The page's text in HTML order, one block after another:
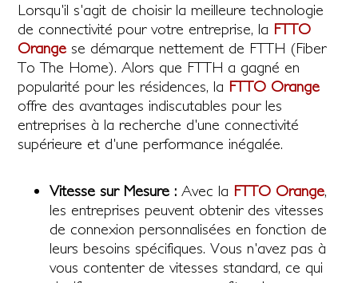
Lorsqu'il s'agit de choisir la meilleure technologie
de connectivité pour votre entreprise, la FTTO
Orange se démarque nettement de FTTH (Fiber
To The Home). Alors que FTTH a gagné en
popularité pour les résidences, la FTTO Orange
offre des avantages indiscutables pour les
entreprises à la recherche d'une connectivité
supérieure et d'une performance inégalée.
Vitesse sur Mesure : Avec la FTTO Orange,
les entreprises peuvent obtenir des vitesses
de connexion personnalisées en fonction de
leurs besoins spécifiques. Vous n'avez pas à
vous contenter de vitesses standard, ce qui